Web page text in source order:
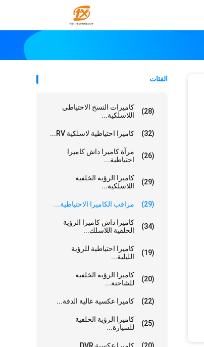
الفئات
كاميرات النسخ الاحتياطي
اللاسلكية...
(28)
كاميرا احتياطية لاسلكية RV... (32)
مرآة كاميرا داش كاميرا
احتياطية...
(26)
كاميرا الرؤية الخلفية
اللاسلكية...
(29)
مراقب الكاميرا الاحتياطية... (29)
كاميرا داش كاميرا الرؤية
الخلفية اللاسلك...
(34)
كاميرا احتياطية للرؤية
الليلية...
(19)
كاميرا الرؤية الخلفية
للشاحنة...
(20)
كاميرا عكسية عالية الدقة... (22)
كاميرا الرؤية الخلفية
للسيارة...
(25)